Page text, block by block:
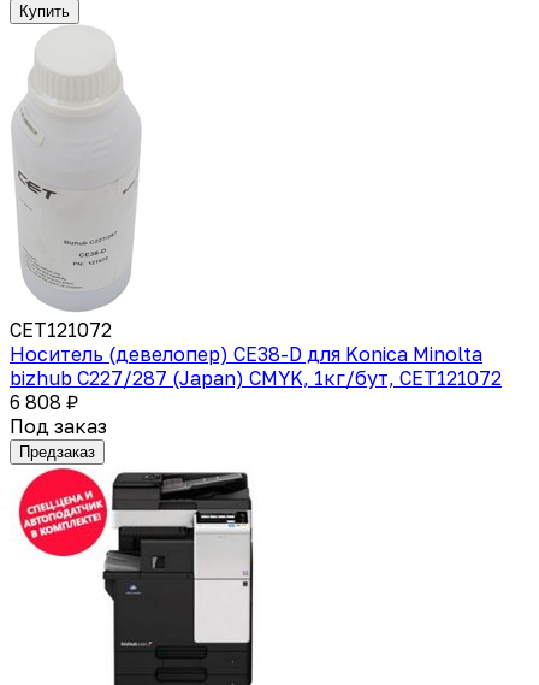
Купить
CET121072
Носитель (девелопер) CE38-D для Konica Minolta
bizhub C227/287 (Japan) CMYK, 1кг/бут, CET121072
6 808 ₽
Под заказ
Предзаказ